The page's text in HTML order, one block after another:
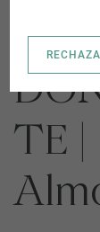
ST-
TE |